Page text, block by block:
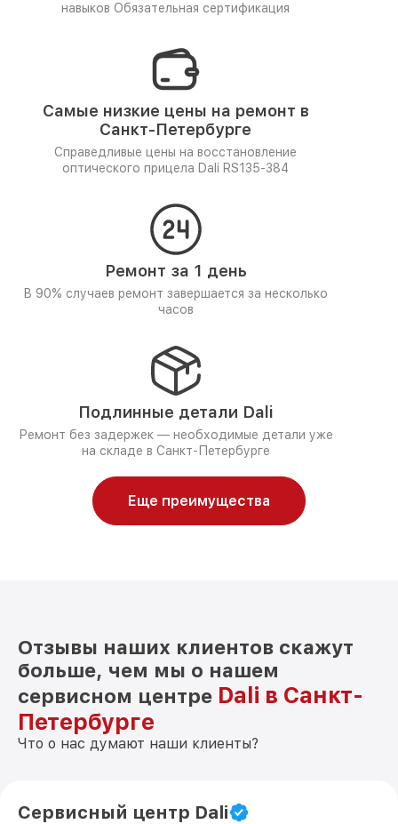
навыков Обязательная сертификация
Самые низкие цены на ремонт в
Санкт-Петербурге
Справедливые цены на восстановление
оптического прицела Dali RS135-384
Ремонт за 1 день
В 90% случаев ремонт завершается за несколько
часов
Подлинные детали Dali
Ремонт без задержек — необходимые детали уже
на складе в Санкт-Петербурге
Еще преимущества
Отзывы наших клиентов скажут
больше, чем мы о нашем
сервисном центре Dali в Санкт-
Петербурге
Что о нас думают наши клиенты?
Сервисный центр Dali